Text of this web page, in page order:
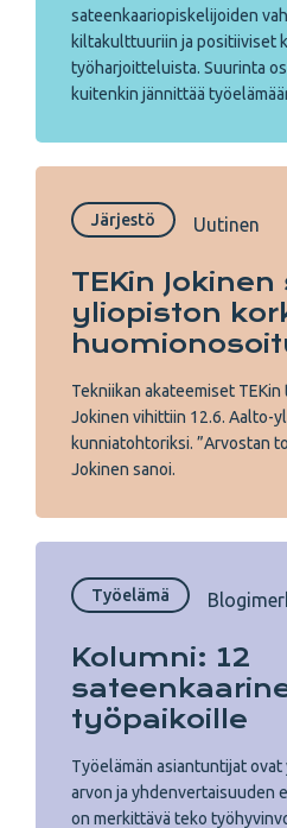
sateenkaariopiskelijoiden
kiltakulttuuriin ja positiiviset
työharjoitteluista. Suurinta
kuitenkin jännittää
Järjestö Uutinen
TEKin
yliopiston
Tekniikan akateemiset
Jokinen vihittiin 12.6. Aalto-
kunniatohtoriksi. ”Arvostan
Jokinen sanoi.
Työelämä
Kolumni: 12
työpaikoille
Työelämän asiantuntijat
arvon ja yhdenvertaisuuden
on merkittävä teko